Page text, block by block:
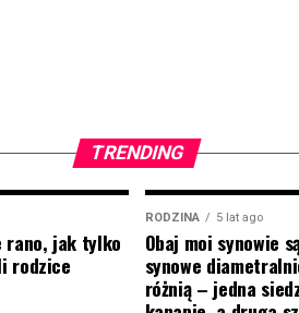
TRENDING
rano, jak tylko
rodzice
RODZINA 5 lat ago
Obaj moi synowie
synowe
różnią – jedna